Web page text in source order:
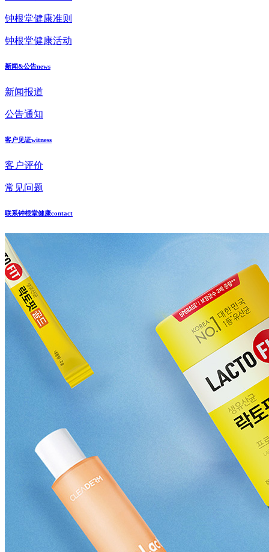
钟根堂健康准则
钟根堂健康活动
新闻&公告news
新闻报道
公告通知
客户见证witness
客户评价
常见问题
联系钟根堂健康contact